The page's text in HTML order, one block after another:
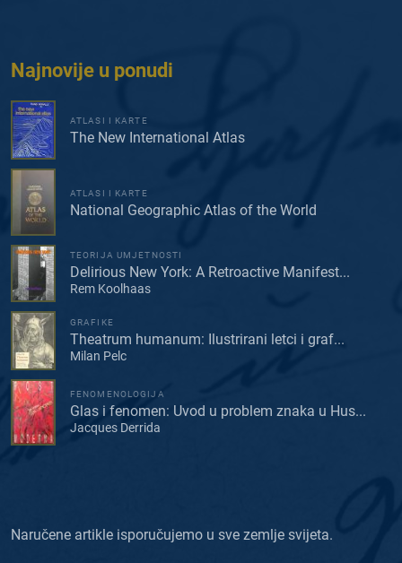
Najnovije u ponudi
ATLASI I KARTE
The New International Atlas
ATLASI I KARTE
National Geographic Atlas of the World
TEORIJA UMJETNOSTI
Delirious New York: A Retroactive Manifest...
Rem Koolhaas
GRAFIKE
Theatrum humanum: Ilustrirani letci i graf...
Milan Pelc
FENOMENOLOGIJA
Glas i fenomen: Uvod u problem znaka u Hus...
Jacques Derrida
Naručene artikle isporučujemo u sve zemlje svijeta.